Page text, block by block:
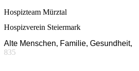
Hospizteam Mürztal
Hospizverein Steiermark
Alte Menschen, Familie, Gesundheit,
835